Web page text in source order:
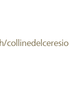
collinedelceresio